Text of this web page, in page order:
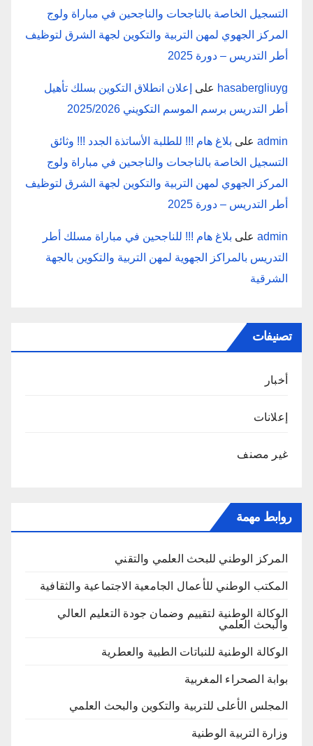
التسجيل الخاصة بالناجحات والناجحين في مباراة ولوج
المركز الجهوي لمهن التربية والتكوين لجهة الشرق لتوظيف
أطر التدريس – دورة 2025
hasabergliuyg على
إعلان انطلاق التكوين بسلك تأهيل
أطر التدريس برسم الموسم التكويني 2025/2026
admin على بلاغ هام !!! للطلبة الأساتذة الجدد !!! وثائق
التسجيل الخاصة بالناجحات والناجحين في مباراة ولوج
المركز الجهوي لمهن التربية والتكوين لجهة الشرق لتوظيف
أطر التدريس – دورة 2025
admin على بلاغ هام !!! للناجحين في مباراة مسلك أطر
التدريس بالمراكز الجهوية لمهن التربية والتكوين بالجهة
الشرقية
تصنيفات
أخبار
إعلانات
غير مصنف
روابط مهمة
المركز الوطني للبحث العلمي والتقني
المكتب الوطني للأعمال الجامعية الاجتماعية والثقافية
الوكالة الوطنية لتقييم وضمان جودة التعليم العالي
والبحث العلمي
الوكالة الوطنية للنباتات الطبية والعطرية
بوابة الصحراء المغربية
المجلس الأعلى للتربية والتكوين والبحث العلمي
وزارة التربية الوطنية